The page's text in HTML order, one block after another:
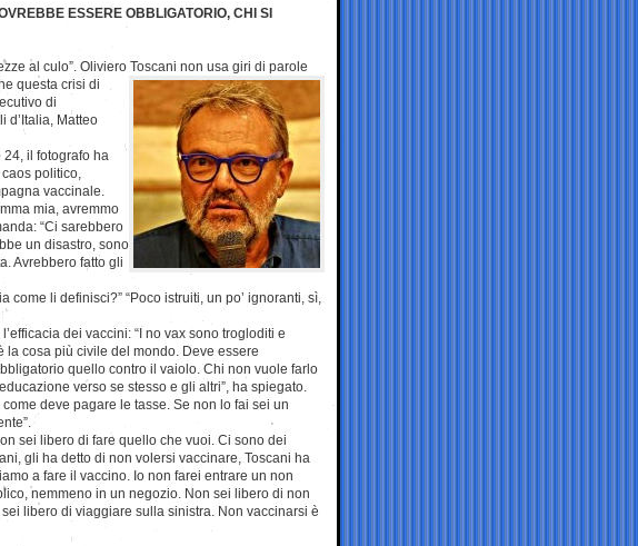
ESSERE OBBLIGATORIO, CHI SI
al culo”. Oliviero Toscani non usa giri di parole
questa crisi di
di
d’Italia, Matteo
24, il fotografo ha
politico,
vaccinale.
mia, avremmo
“Ci sarebbero
un disastro, sono
Avrebbero fatto gli
come li definisci?” “Poco istruiti, un po’ ignoranti, sì,
dei vaccini: “I no vax sono trogloditi e
cosa più civile del mondo. Deve essere
quello contro il vaiolo. Chi non vuole farlo
verso se stesso e gli altri”, ha spiegato.
deve pagare le tasse. Se non lo fai sei un
sei libero di fare quello che vuoi. Ci sono dei
gli ha detto di non volersi vaccinare, Toscani ha
a fare il vaccino. Io non farei entrare un non
nemmeno in un negozio. Non sei libero di non
libero di viaggiare sulla sinistra. Non vaccinarsi è